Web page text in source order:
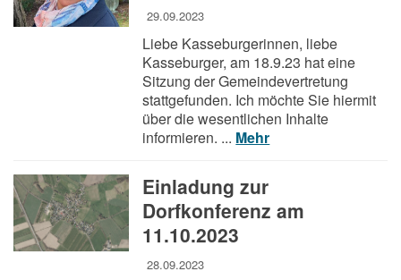
29.09.2023
Liebe Kasseburgerinnen, liebe
Kasseburger, am 18.9.23 hat eine
Sitzung der Gemeindevertretung
stattgefunden. Ich möchte Sie hiermit
über die wesentlichen Inhalte
informieren. ... Mehr
Einladung zur
Dorfkonferenz am
11.10.2023
28.09.2023